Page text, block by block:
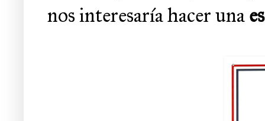
nos interesaría hacer una